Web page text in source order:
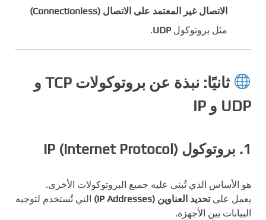
الاتصال غير المعتمد على الاتصال (Connectionless)
مثل بروتوكول UDP
.
ثانيًا: نبذة عن بروتوكولات TCP و
UDP و IP
1. بروتوكول IP (Internet Protocol)
هو الأساس الذي تُبنى عليه جميع البروتوكولات الأخرى.
يعمل علىتحديد العناوين (IP Addresses)
التي تُستخدم لتوجيه
البيانات بين الأجهزة.